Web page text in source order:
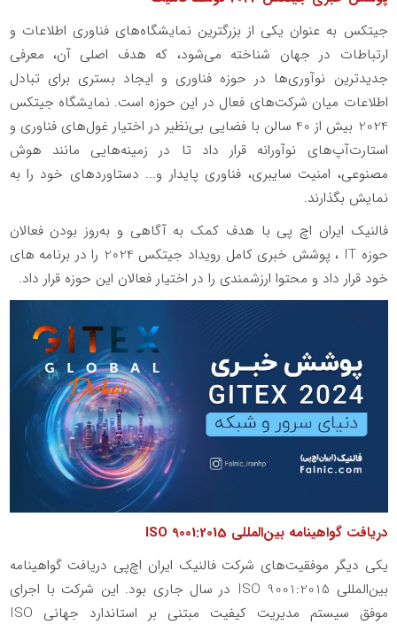
جیتکس به عنوان یکی از بزرگترین نمایشگاه‌های فناوری اطلاعات و
ارتباطات در جهان شناخته می‌شود، که هدف اصلی آن، معرفی
جدیدترین نوآوری‌ها در حوزه فناوری و ایجاد بستری برای تبادل
اطلاعات میان شرکت‌های فعال در این حوزه است. نمایشگاه جیتکس
2024 بیش از 40 سالن با فضایی بی‌نظیر در اختیار غول‌های فناوری و
استارت‌آپ‌های نوآورانه قرار داد تا در زمینه‌هایی مانند هوش
مصنوعی، امنیت سایبری، فناوری پایدار و... دستاوردهای خود را به
نمایش بگذارند.
فالنیک ایران اچ پی با هدف کمک به آگاهی و به‌روز بودن فعالان
حوزهIT
، پوشش خبری کامل رویداد جیتکس 2024 را در برنامه های
خود قرار داد و محتوا ارزشمندی را در اختیار فعالان این حوزه قرار داد.
دریافت گواهینامه بین‌المللی ISO 9001:2015
یکی دیگر موفقیت‌های شرکت فالنیک ایران اچ‌پی دریافت گواهینامه
بین‌المللی ISO 9001:2015 در سال جاری بود. این شرکت با اجرای
موفق سیستم مدیریت کیفیت مبتنی بر استاندارد جهانی ISO